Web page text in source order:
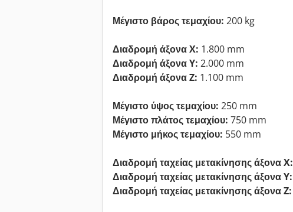
Μέγιστο βάρος τεμαχίου: 200 kg
Διαδρομή άξονα X: 1.800 mm
Διαδρομή άξονα Y: 2.000 mm
Διαδρομή άξονα Z: 1.100 mm
Μέγιστο ύψος τεμαχίου: 250 mm
Μέγιστο πλάτος τεμαχίου: 750 mm
Μέγιστο μήκος τεμαχίου: 550 mm
Διαδρομή ταχείας μετακίνησης άξονα X:
Διαδρομή ταχείας μετακίνησης άξονα Y:
Διαδρομή ταχείας μετακίνησης άξονα Z: